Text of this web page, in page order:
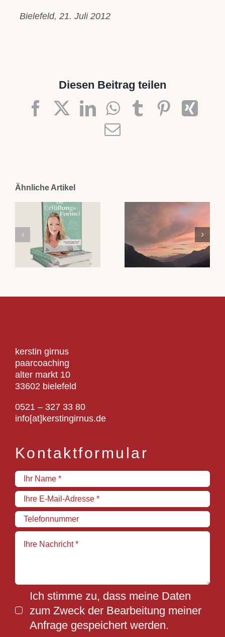
Bielefeld, 21. Juli 2012
Diesen Beitrag teilen
Facebook
X LinkedIn
WhatsApp
Tumblr
E-
Ähnliche Artikel
kerstin girnus
paarcoaching
alter markt 10
33602 bielefeld
0521 – 327 33 80
info[at]kerstingirnus.de
Kontaktformular
Ich stimme zu, dass meine Daten
zum Zweck der Bearbeitung meiner
Anfrage gespeichert werden.